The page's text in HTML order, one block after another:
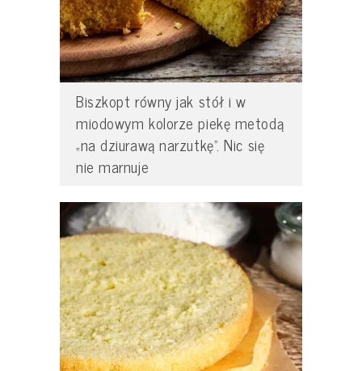
Biszkopt równy jak stół i w
miodowym kolorze piekę metodą
„na dziurawą narzutkę”. Nic się
nie marnuje